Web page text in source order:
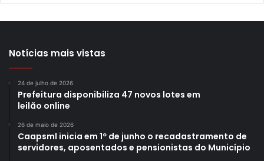
Notícias mais vistas
24 de julho de 2026
Prefeitura disponibiliza 47 novos lotes em
leilão online
26 de maio de 2026
Caapsml inicia em 1º de junho o recadastramento de
servidores, aposentados e pensionistas do Município